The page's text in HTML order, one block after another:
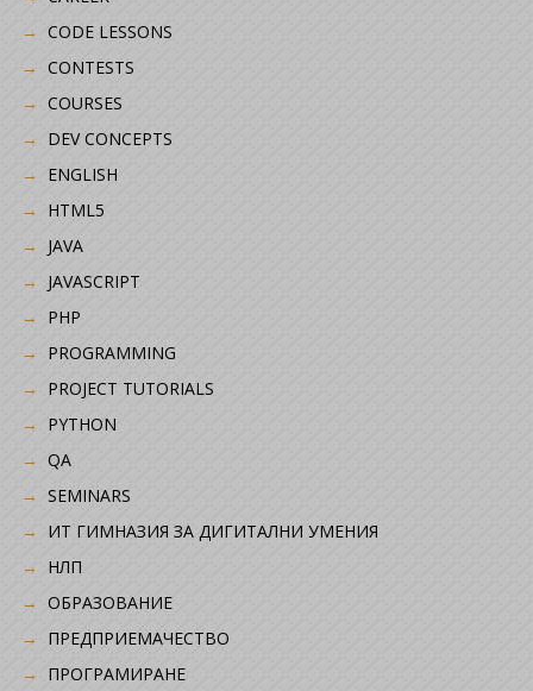
CODE LESSONS
CONTESTS
COURSES
DEV CONCEPTS
ENGLISH
HTML5
JAVA
JAVASCRIPT
PHP
PROGRAMMING
PROJECT TUTORIALS
PYTHON
QA
SEMINARS
ИТ ГИМНАЗИЯ ЗА ДИГИТАЛНИ УМЕНИЯ
НЛП
ОБРАЗОВАНИЕ
ПРЕДПРИЕМАЧЕСТВО
ПРОГРАМИРАНЕ